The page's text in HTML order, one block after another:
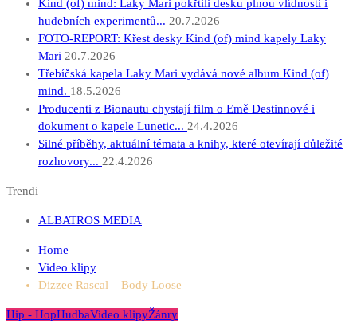
Kind (of) mind: Laky Mari pokřtili desku plnou vlídnosti i
hudebních experimentů... 20.7.2026
FOTO-REPORT: Křest desky Kind (of) mind kapely Laky
Mari 20.7.2026
Třebíčská kapela Laky Mari vydává nové album Kind (of)
mind. 18.5.2026
Producenti z Bionautu chystají film o Emě Destinnové i
dokument o kapele Lunetic... 24.4.2026
Silné příběhy, aktuální témata a knihy, které otevírají důležité
rozhovory... 22.4.2026
Trendi
ALBATROS MEDIA
Home
Video klipy
Dizzee Rascal – Body Loose
Hip - HopHudbaVideo klipyŽánry